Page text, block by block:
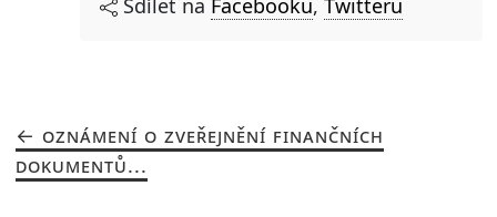
OZNÁMENÍ O ZVEŘEJNĚNÍ FINANČNÍCH
DOKUMENTŮ...